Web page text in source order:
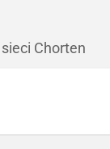
sieci Chorten